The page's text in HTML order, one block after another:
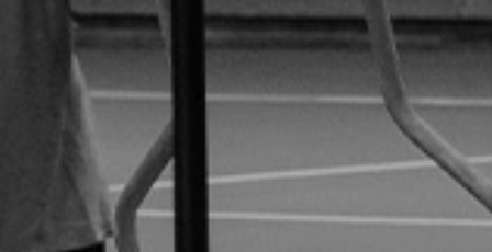
TÄVLING
Ullevi Tennis Open (Tennis Europe)
Ullevi Tennis Open (ITF)
Singelserien
Seriespel
Kontaktinformation
Kontakt & Ansvar